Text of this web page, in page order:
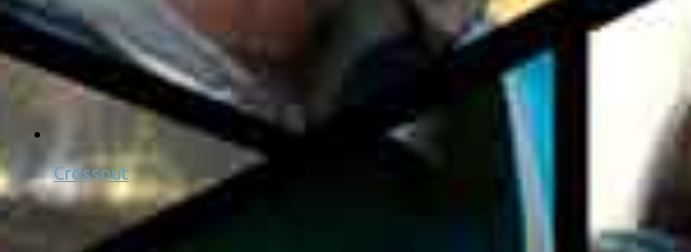
Crossout